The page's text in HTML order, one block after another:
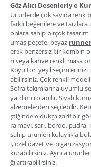
Göz Alıcı Desenleriyle
Ürünlerde çok sayıda renk
farklı beğenilere ve
onlara sahip birçok
umaş peçete, beyaz runner
erek benzersiz bir kombin
ri veya kahve renkli masa
Koyu ton yeşil seçimlerinizi
abilirsiniz. Çok renkli
Sofra takımlarına uyumlu
yardımcı olabilir.Siyah
alzemelerden seçilebilir.
ştiğinde oldukça zarif bir
ra mavi, sarı, bordo,
sahip ürünleri kolaylıkla
i, özel davet ve
kurabilirsiniz. Ayrıca
ğı artırabilirsiniz.